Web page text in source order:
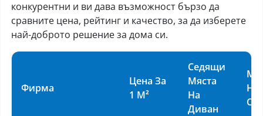
конкурентни и ви дава възможност бързо да
сравните цена, рейтинг и качество, за да изберете
най-доброто решение за дома си.
Фирма
Цена За
1 М²
Седящи
Мяста
На
Диван
См